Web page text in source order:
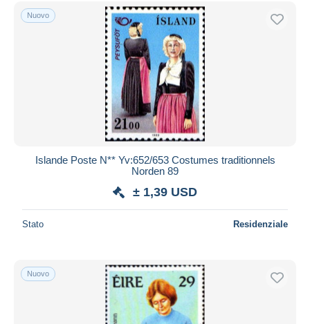
Spedizione gratuita
Metodi di pagamento
PayPal
Bonifico bancario
Mastercard
Bancontact
Residenza del venditore
Nuovo
Islande Poste N** Yv:652/653 Costumes traditionnels
Norden 89
± 1,39 USD
Stato Residenziale
Nuovo